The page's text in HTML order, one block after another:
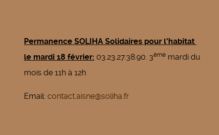
Permanence SOLIHA Solidaires pour l'habitat
le mardi 18 février: 03.23.27.38.90. 3ème mardi du
mois de 11h à 12h
Email: contact.aisne@soliha.fr